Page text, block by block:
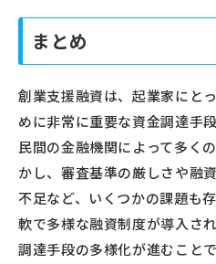
まとめ
創業支援融資は、起業家にと
めに非常に重要な資金調達手
民間の金融機関によって多く
かし、審査基準の厳しさや融
不足など、いくつかの課題も
軟で多様な融資制度が導入さ
調達手段の多様化が進むこと